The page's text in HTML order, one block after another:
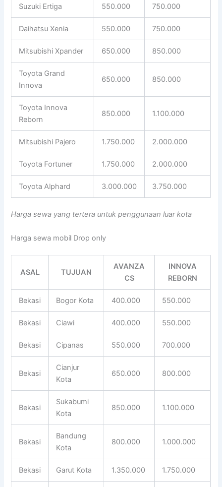
Suzuki Ertiga 550.000 750.000
Daihatsu Xenia 550.000 750.000
Mitsubishi Xpander 650.000 850.000
Toyota Grand
Innova
650.000 850.000
Toyota Innova
Reborn
850.000 1.100.000
Mitsubishi Pajero 1.750.000 2.000.000
Toyota Fortuner 1.750.000 2.000.000
Toyota Alphard 3.000.000 3.750.000
Harga sewa yang tertera untuk penggunaan luar kota
Harga sewa mobil Drop only
ASAL TUJUAN
AVANZA
CS
INNOVA
REBORN
Bekasi Bogor Kota 400.000 550.000
Bekasi Ciawi 400.000 550.000
Bekasi Cipanas 550.000 700.000
Bekasi
Cianjur
Kota
650.000 800.000
Bekasi
Sukabumi
Kota
850.000 1.100.000
Bekasi
Bandung
Kota
800.000 1.000.000
Bekasi Garut Kota 1.350.000 1.750.000